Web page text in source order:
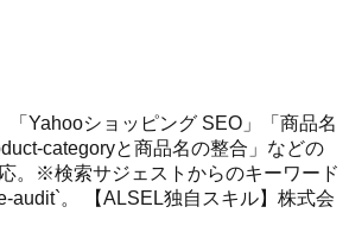
Yahooショッピング SEO」「商品名
categoryと商品名の整合」などの
。※検索サジェストからのキーワード
audit`。 【ALSEL独自スキル】株式会